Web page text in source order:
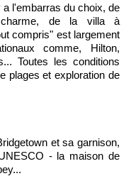
l'embarras du choix, de
de la villa à
compris" est largement
comme, Hilton,
Toutes les conditions
plages et exploration de
et sa garnison,
- la maison de